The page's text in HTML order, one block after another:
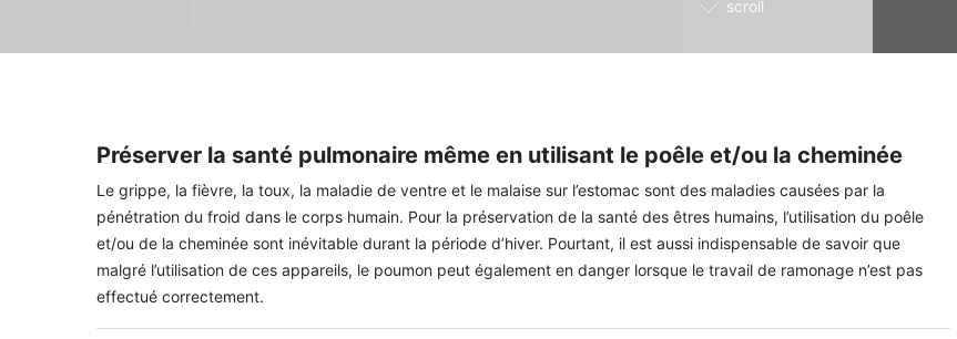
scroll
Préserver la santé pulmonaire même en utilisant le poêle et/ou la cheminée
Le grippe, la fièvre, la toux, la maladie de ventre et le malaise sur l’estomac sont des maladies causées par la
pénétration du froid dans le corps humain. Pour la préservation de la santé des êtres humains, l’utilisation du poêle
et/ou de la cheminée sont inévitable durant la période d’hiver. Pourtant, il est aussi indispensable de savoir que
malgré l’utilisation de ces appareils, le poumon peut également en danger lorsque le travail de ramonage n’est pas
effectué correctement.